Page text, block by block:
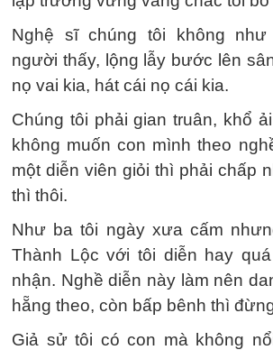
Nghệ sĩ chúng tôi không
người thấy, lộng lẫy bước lên
nọ vai kia, hát cái nọ cái kia.
Chúng tôi phải gian truân, khổ
không muốn con mình theo
một diễn viên giỏi thì phải chấp
thì thôi.
Như ba tôi ngày xưa cấm
Thành Lộc với tôi diễn hay
nhận. Nghề diễn này làm nên
hẵng theo, còn bấp bênh thì
Giả sử tôi có con mà không